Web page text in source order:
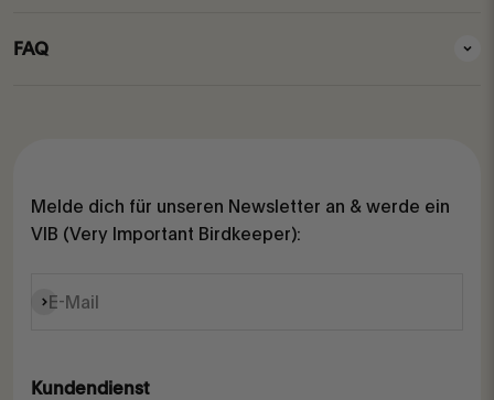
FAQ
Melde dich für unseren Newsletter an & werde ein
VIB (Very Important Birdkeeper):
E-Mail
Abonnieren
Kundendienst